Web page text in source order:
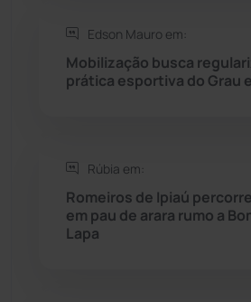
Seabra
Sebastião Laranjeiras
Sudoeste Baiano
Tanhaçu
Edson Mauro em:
Mobilização busca
prática esportiva do Grau
Rúbia em:
Romeiros de Ipiaú
em pau de arara rumo a
Lapa